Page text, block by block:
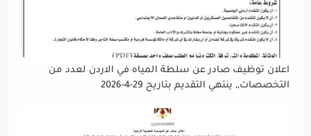
اعلان توظيف صادر عن سلطة المياه في الاردن لعدد من
التخصصات,, ينتهي التقديم بتاريح 29-4-2026